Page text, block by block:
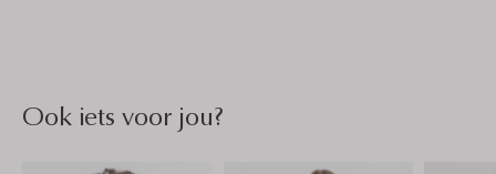
Ook iets voor jou?